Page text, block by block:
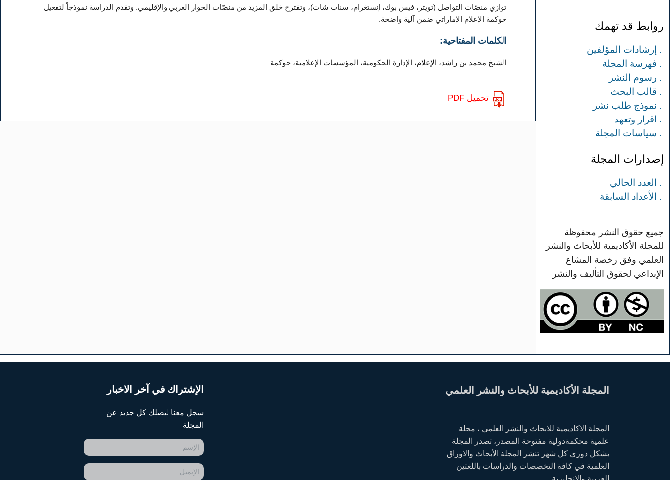
روابط قد تهمك
. إرشادات المؤلفين
. فهرسة المجلة
. رسوم النشر
. قالب البحث
. نموذج طلب نشر
. اقرار وتعهد
. سياسات المجلة
إصدارات المجلة
. العدد الحالي
. الأعداد السابقة
جميع حقوق النشر محفوظة
للمجلة الأكاديمية للأبحاث والنشر
العلمي وفق رخصة المشاع
الإبداعي لحقوق التأليف والنشر
توازي منصّات التواصل (تويتر، فيس بوك، إنستغرام، سناب شات)، وتقترح خلق المزيد من منصّات الحوار العربي والإقليمي. وتقدم الدراسة نموذجاً لتفعيل
حوكمة الإعلام الإماراتي ضمن آلية واضحة.
الكلمات المفتاحية:
الشيخ محمد بن راشد، الإعلام، الإدارة الحكومية، المؤسسات الإعلامية، حوكمة
تحميل PDF
المجلة الأكاديمية للأبحاث والنشر العلمي
المجلة الاكاديمية للابحاث والنشر العلمي ، مجلة
علمية محكمةدولية مفتوحة المصدر، تصدر المجلة
بشكل دوري كل شهر تنشر المجلة الأبحاث والاوراق
العلمية في كافة التخصصات والدراسات باللغتين
العربية والانجليزية
الإشتراك في آخر الاخبار
سجل معنا ليصلك كل جديد عن
المجلة